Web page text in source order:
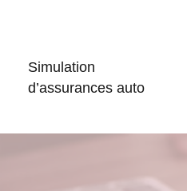
Simulation
d’assurances auto